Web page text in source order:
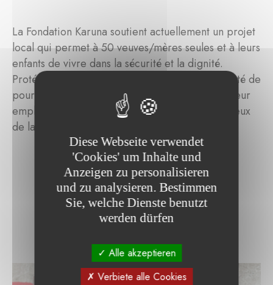
La Fondation Karuna soutient actuellement un projet
local qui permet à 50 veuves/mères seules et à leurs
enfants de vivre dans la sécurité et la dignité.
Protégées de l'exploitation, elles ont la possibilité de
poursuivre leurs études et de chercher un meilleur
emploi, ce qui les aidera à sortir du cercle vicieux
de la pauvreté.
Diese Webseite verwendet
'Cookies' um Inhalte und
Anzeigen zu personalisieren
und zu analysieren. Bestimmen
Sie, welche Dienste benutzt
werden dürfen
Alle akzeptieren
Verbiete alle Cookies